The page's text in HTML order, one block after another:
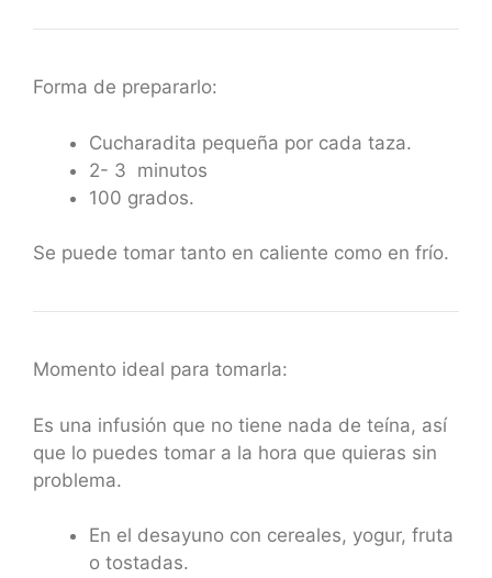
Forma de prepararlo:
Cucharadita pequeña por cada taza.
2- 3 minutos
100 grados.
Se puede tomar tanto en caliente como en frío.
Momento ideal para tomarla:
Es una infusión que no tiene nada de teína, así
que lo puedes tomar a la hora que quieras sin
problema.
En el desayuno con cereales, yogur, fruta
o tostadas.